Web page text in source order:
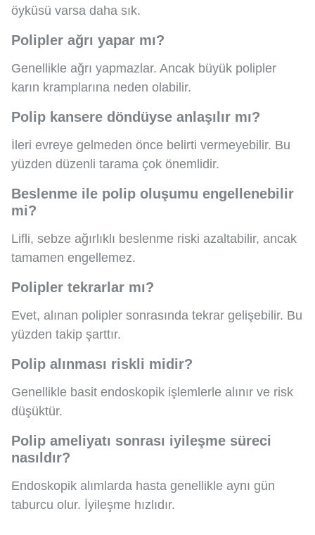
öyküsü varsa daha sık.
Polipler ağrı yapar mı?
Genellikle ağrı yapmazlar. Ancak büyük polipler
karın kramplarına neden olabilir.
Polip kansere döndüyse anlaşılır mı?
İleri evreye gelmeden önce belirti vermeyebilir. Bu
yüzden düzenli tarama çok önemlidir.
Beslenme ile polip oluşumu engellenebilir
mi?
Lifli, sebze ağırlıklı beslenme riski azaltabilir, ancak
tamamen engellemez.
Polipler tekrarlar mı?
Evet, alınan polipler sonrasında tekrar gelişebilir. Bu
yüzden takip şarttır.
Polip alınması riskli midir?
Genellikle basit endoskopik işlemlerle alınır ve risk
düşüktür.
Polip ameliyatı sonrası iyileşme süreci
nasıldır?
Endoskopik alımlarda hasta genellikle aynı gün
taburcu olur. İyileşme hızlıdır.